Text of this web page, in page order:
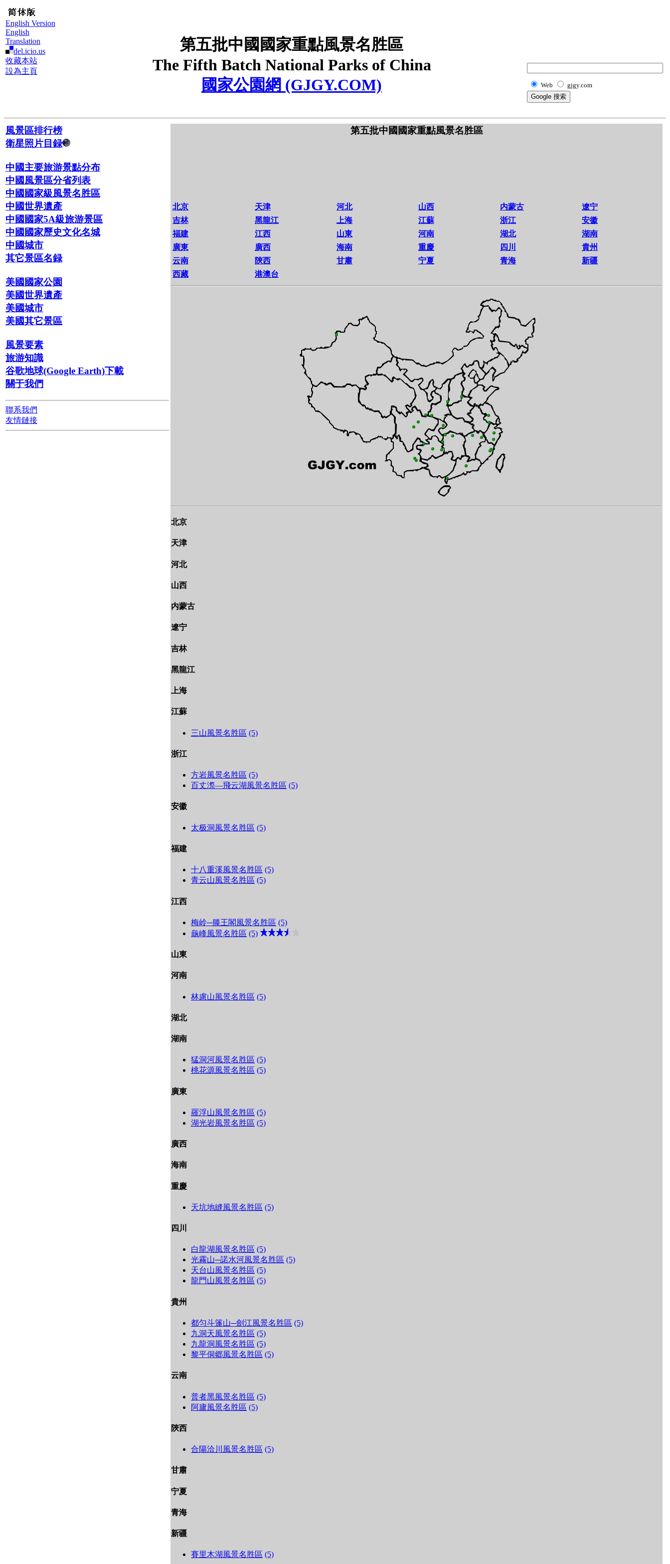
English Version
English
Translation
del.icio.us
收藏本站
設為主頁
第五批中國國家重點風景名胜區
The Fifth Batch National Parks of China
國家公園網 (GJGY.COM)
Web gjgy.com
風景區排行榜
衛星照片目録
中國主要旅游景點分布
中國風景區分省列表
中國國家級風景名胜區
中國世界遺產
中國國家5A級旅游景區
中國國家歷史文化名城
中國城市
其它景區名録
美國國家公園
美國世界遺產
美國城市
美國其它景區
風景要素
旅游知識
谷歌地球(Google Earth)下載
關于我們
聯系我們
友情鏈接
第五批中國國家重點風景名胜區
北京 天津 河北 山西 内蒙古
遼宁
吉林
黑龍江 上海 江蘇 浙江
安徽
福建
江西 山東 河南 湖北
湖南
廣東
廣西 海南 重慶 四川
貴州
云南
陝西 甘肅 宁夏 青海
新疆
西藏
港澳台
北京
天津
河北
山西
内蒙古
遼宁
吉林
黑龍江
上海
江蘇
三山風景名胜區 (5)
浙江
方岩風景名胜區 (5)
百丈漈―飛云湖風景名胜區 (5)
安徽
太极洞風景名胜區 (5)
福建
十八重溪風景名胜區 (5)
青云山風景名胜區 (5)
江西
梅岭─滕王閣風景名胜區 (5)
龜峰風景名胜區 (5)
山東
河南
林慮山風景名胜區 (5)
湖北
湖南
猛洞河風景名胜區 (5)
桃花源風景名胜區 (5)
廣東
羅浮山風景名胜區 (5)
湖光岩風景名胜區 (5)
廣西
海南
重慶
天坑地縫風景名胜區 (5)
四川
白龍湖風景名胜區 (5)
光霧山─諾水河風景名胜區 (5)
天台山風景名胜區 (5)
龍門山風景名胜區 (5)
貴州
都匀斗篷山─劍江風景名胜區 (5)
九洞天風景名胜區 (5)
九龍洞風景名胜區 (5)
黎平侗郷風景名胜區 (5)
云南
普者黑風景名胜區 (5)
阿廬風景名胜區 (5)
陝西
合陽洽川風景名胜區 (5)
甘肅
宁夏
青海
新疆
賽里木湖風景名胜區 (5)